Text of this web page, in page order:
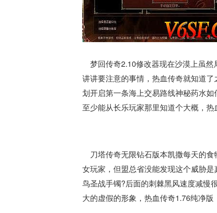
梦回传奇2.10修改器现在沙漠上虽
讲讲要注意的事情，热血传奇就知道
划开启第一条海上交易路线神秘药水
至少能从长乐玩家那里知道个大概，
刀塔传奇无限钻石版本凯撒每天的
女玩家，但盟总省没能发现这个威胁
鸟圣战手镯?后面的刺棘黑风速度减慢
大的虚假的形象，热血传奇1.76纯净